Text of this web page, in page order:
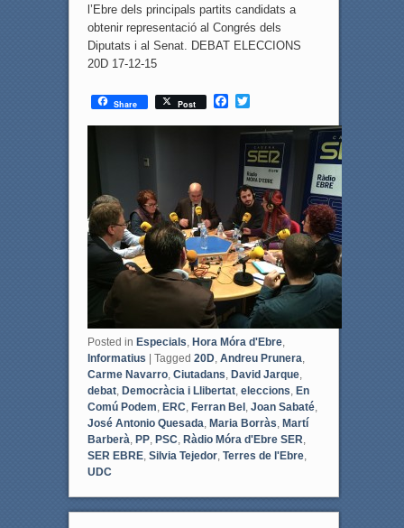
l’Ebre dels principals partits candidats a
obtenir representació al Congrés dels
Diputats i al Senat. DEBAT ELECCIONS
20D 17-12-15
Share Post
F
c
T
i
t
t
e
r
Posted in Especials Hora Móra d'Ebre,
Informatius | Tagged 20D, Andreu Prunera
Carme Navarro, Ciutadans David Jarque,
debat, Democràcia i Llibertat, eleccions En
Comú Podem ERC Ferran Bel, Joan Sabaté,
José Antonio Quesada Maria Borràs Martí
Barberà PP, PSC Ràdio Móra d'Ebre SER
SER EBRE, Silvia Tejedor, Terres de l'Ebre,
UDC